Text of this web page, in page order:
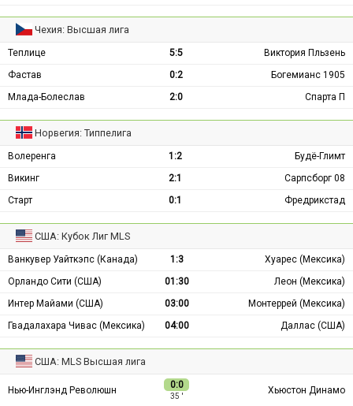
Чехия: Высшая лига
Теплице 5:5
Виктория Пльзень
Фастав
0:2
Богемианс 1905
Млада-Болеслав
2:0 Спарта П
Норвегия: Типпелига
Волеренга 1:2
Будё-Глимт
Викинг
2:1
Сарпсборг 08
Старт
0:1 Фредрикстад
США: Кубок Лиг MLS
Ванкувер Уайткэпс (Канада) 1:3
Хуарес (Мексика)
Орландо Сити (США)
01:30
Леон (Мексика)
Интер Майами (США)
03:00
Монтеррей (Мексика)
Гвадалахара Чивас (Мексика)
04:00 Даллас (США)
США: MLS Высшая лига
Нью-Инглэнд Революшн 0:0
35 ′
Хьюстон Динамо